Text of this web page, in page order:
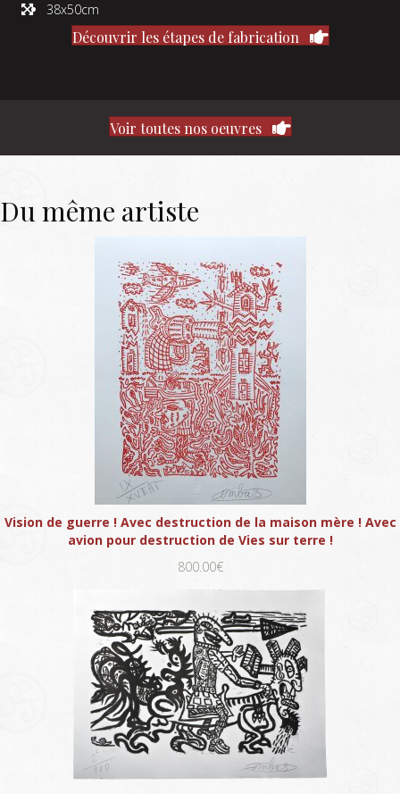
38x50cm
Découvrir les étapes de fabrication
Voir toutes nos oeuvres
Du même artiste
Vision de guerre ! Avec destruction de la maison mère ! Avec
avion pour destruction de Vies sur terre !
800.00€